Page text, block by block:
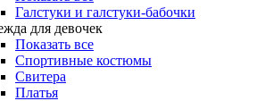
Галстуки и галстуки-бабочки
для девочек
Показать все
Спортивные костюмы
Свитера
Платья